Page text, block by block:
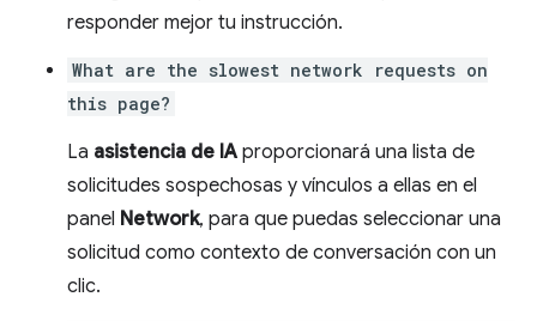
responder mejor tu instrucción.
What are the slowest network requests on
this page?
La asistencia de IA proporcionará una lista de
solicitudes sospechosas y vínculos a ellas en el
panel Network, para que puedas seleccionar una
solicitud como contexto de conversación con un
clic.